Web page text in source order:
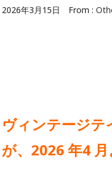
2026年3月15日 From :
ヴィンテージテ
が、2026 年4